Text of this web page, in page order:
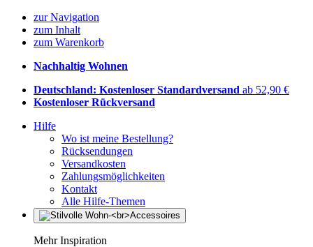
zur Navigation
zum Inhalt
zum Warenkorb
Nachhaltig Wohnen
Deutschland: Kostenloser Standardversand ab 52,90 €
Kostenloser Rückversand
Hilfe
Wo ist meine Bestellung?
Rücksendungen
Versandkosten
Zahlungsmöglichkeiten
Kontakt
Alle Hilfe-Themen
Mehr Inspiration